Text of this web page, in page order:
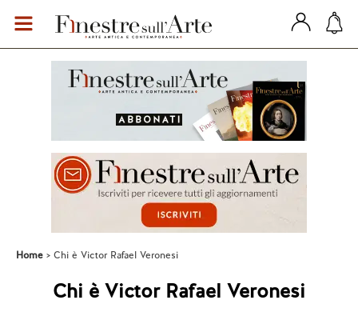
Home Chi è Victor Rafael Veronesi
Chi è Victor Rafael Veronesi